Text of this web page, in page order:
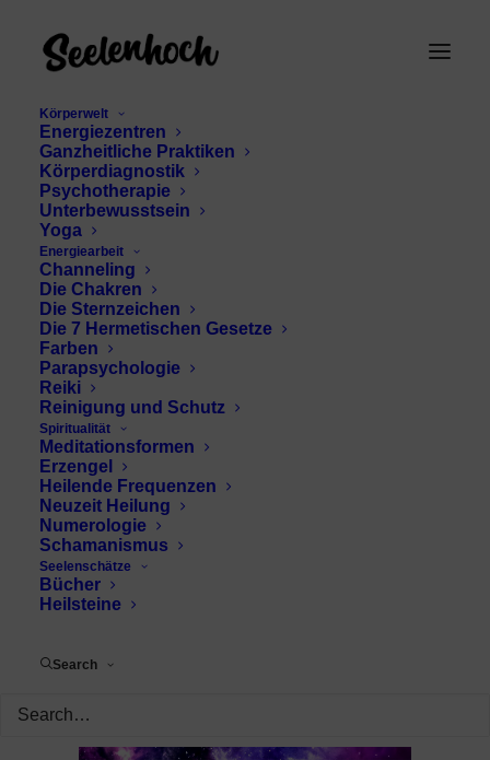
Körperwelt
Energiezentren
Ganzheitliche Praktiken
Körperdiagnostik
Psychotherapie
Unterbewusstsein
Yoga
Energiearbeit
Channeling
Die Chakren
Die Sternzeichen
Die 7 Hermetischen Gesetze
Farben
Parapsychologie
Reiki
Reinigung und Schutz
Spiritualität
Meditationsformen
Erzengel
Heilende Frequenzen
Neuzeit Heilung
Numerologie
Schamanismus
Seelenschätze
Bücher
Heilsteine
Search
human design chart